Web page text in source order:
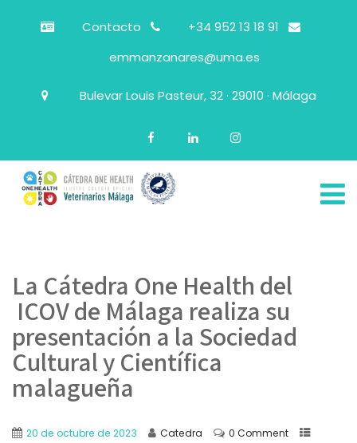
Contacto
+34 952 13 18 91
emmanzanares@uma.es
Bulevar Louis Pasteur, 32 · 29010 · Málaga
La Cátedra One Health del
ICOV de Málaga realiza su
presentación a la Sociedad
Cultural y Científica
malagueña
20 de octubre de 2023 Catedra
0 Comment